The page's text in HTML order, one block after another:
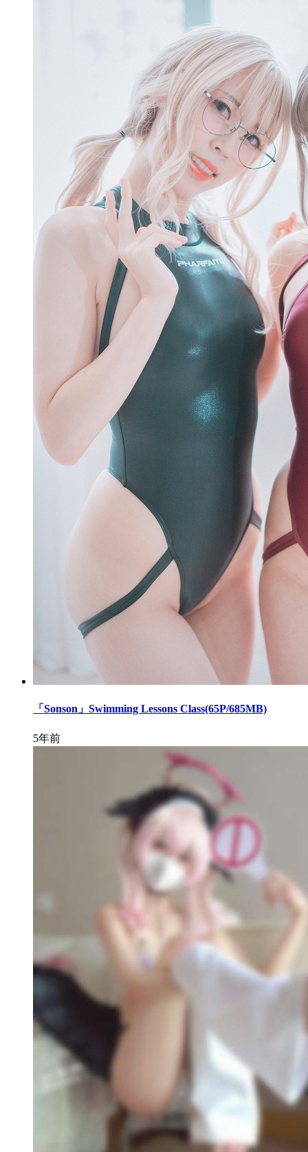
「Sonson」Swimming Lessons Class(65P/685MB)
5年前